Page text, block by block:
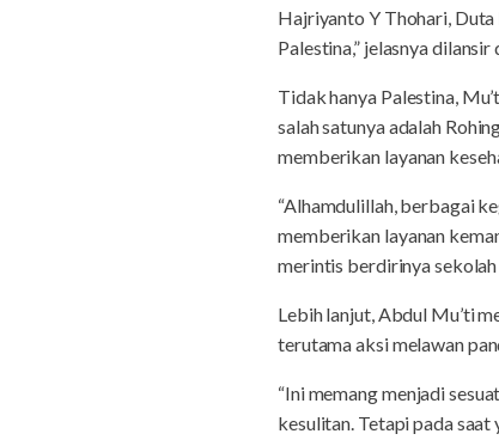
Hajriyanto Y Thohari,
Palestina,” jelasnya
Tidak hanya Palestina,
salah satunya adalah
memberikan layanan
“Alhamdulillah, berbagai
memberikan layanan
merintis berdirinya sekolah
Lebih lanjut, Abdul Mu’ti
terutama aksi melawan
“Ini memang menjadi
kesulitan. Tetapi pada